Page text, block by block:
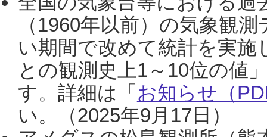
（1960年以前）の気象観
い期間で改めて統計を実
との観測史上1～10位の値
す。詳細は「 お知らせ（
い。（2025年9月17日）